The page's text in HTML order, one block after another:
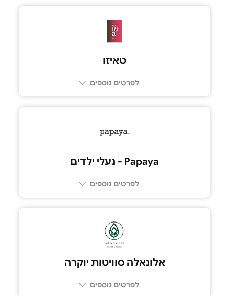
טאיזו
לפרטים נוספים
Papaya - נעלי ילדים
לפרטים נוספים
אלונאלה סוויטות יוקרה
לפרטים נוספים